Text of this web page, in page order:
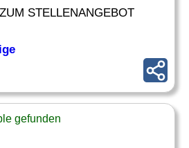
STELLENANGEBOT
gefunden